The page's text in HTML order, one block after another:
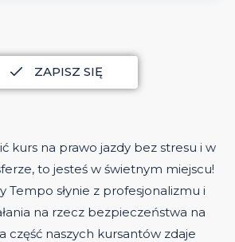
ZAPISZ SIĘ
kurs na prawo jazdy bez stresu i w
to jesteś w świetnym miejscu!
Tempo słynie z profesjonalizmu i
na rzecz bezpieczeństwa na
część naszych kursantów zdaje